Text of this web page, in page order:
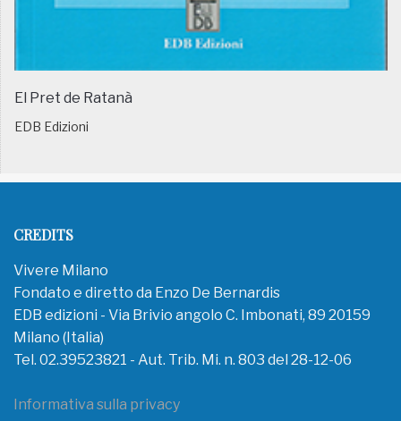
El Pret de Ratanà
EDB Edizioni
CREDITS
Vivere Milano
Fondato e diretto da Enzo De Bernardis
EDB edizioni - Via Brivio angolo C. Imbonati, 89 20159
Milano (Italia)
Tel. 02.39523821 - Aut. Trib. Mi. n. 803 del 28-12-06
Informativa sulla privacy